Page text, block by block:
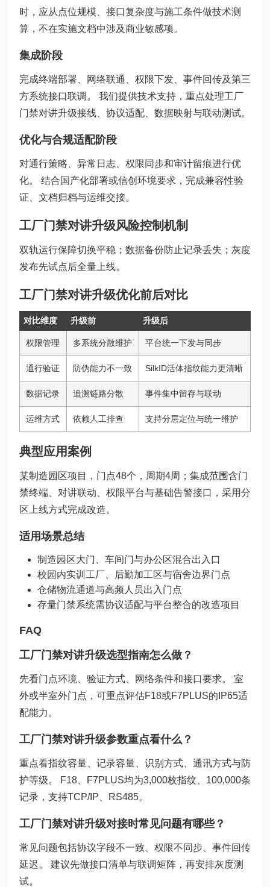
时，应从点位规模、接口复杂度与施工条件做技术测
算，不在实施文档中涉及商业敏感项。
集成阶段
完成终端部署、网络联通、权限下发、事件回传及第三
方系统接口联调。 我们提供技术支持，重点处理工厂
门禁对讲升级接线、协议适配、数据映射与联动测试。
优化与合规适配阶段
对通行策略、异常日志、权限同步和审计留痕进行优
化。 结合国产化部署或信创环境要求，完成兼容性验
证、文档归档与运维交接。
工厂门禁对讲升级风险控制机制
双轨运行保障切换平稳；数据备份防止记录丢失；灰度
发布先试点后全量上线。
工厂门禁对讲升级优化前后对比
对比维度 升级前 升级后
权限管理 多系统分散维护 平台统一下发与同步
通行验证 防伪能力不一致 SilkID活体指纹能力更清晰
数据记录 追溯链路分散 事件集中留存与联动
运维方式 依赖人工排查 支持分层定位与统一维护
典型应用案例
某制造园区项目，门点48个，周期4周；集成范围含门
禁终端、对讲联动、权限平台与基础告警接口，采用分
区上线方式完成改造。
适用场景总结
制造园区大门、车间门与办公区混合出入口
校园内实训工厂、后勤加工区与宿舍边界门点
仓储物流通道与高频人员出入门点
存量门禁系统需协议适配与平台整合的改造项目
FAQ
工厂门禁对讲升级选型指南怎么做？
先看门点环境、验证方式、网络条件和接口要求。 室
外或半室外门点，可重点评估F18或F7PLUS的IP65适
配能力。
工厂门禁对讲升级参数重点看什么？
重点看指纹容量、记录容量、识别方式、通讯方式与防
护等级。 F18、F7PLUS均为3,000枚指纹、100,000条
记录，支持TCP/IP、RS485。
工厂门禁对讲升级对接时常见问题有哪些？
常见问题包括协议字段不一致、权限不同步、事件回传
延迟。 建议先做接口清单与联调矩阵，再安排灰度测
试。